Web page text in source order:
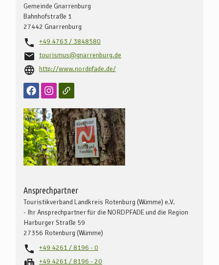
Gemeinde Gnarrenburg
Bahnhofstraße 1
27442 Gnarrenburg
+49 4763 / 3848580
tourismus@gnarrenburg.de
http://www.nordpfade.de/
Ansprechpartner
Touristikverband Landkreis Rotenburg (Wümme) e.V.
- Ihr Ansprechpartner für die NORDPFADE und die Region
Harburger Straße 59
27356 Rotenburg (Wümme)
+49 4261 / 8196 - 0
+49 4261 / 8196 - 20